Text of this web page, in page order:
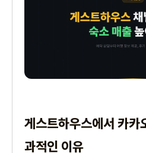
게스트하우스에서 카카
과적인 이유